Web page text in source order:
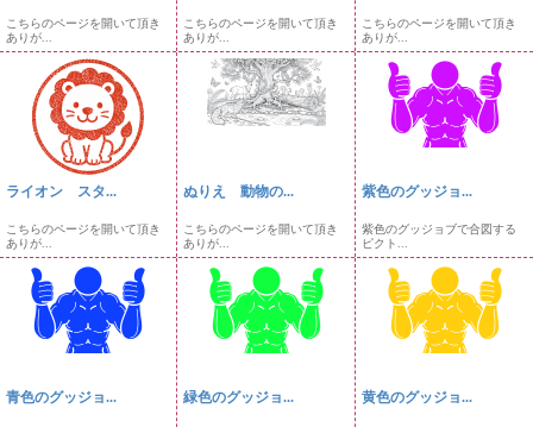
こちらのページを開いて頂き
ありが...
こちらのページを開いて頂き
ありが...
こちらのページを開いて頂き
ありが...
ライオン スタ...
こちらのページを開いて頂き
ありが...
ぬりえ 動物の...
こちらのページを開いて頂き
ありが...
紫色のグッジョ...
紫色のグッジョブで合図する
ピクト...
青色のグッジョ... 緑色のグッジョ... 黄色のグッジョ...